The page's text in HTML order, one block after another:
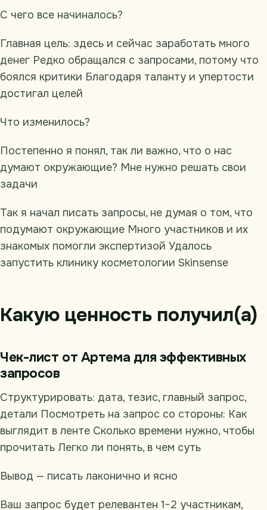
С чего все начиналось?
Главная цель: здесь и сейчас заработать много
денег Редко обращался с запросами, потому что
боялся критики Благодаря таланту и упертости
достигал целей
Что изменилось?
Постепенно я понял, так ли важно, что о нас
думают окружающие? Мне нужно решать свои
задачи
Так я начал писать запросы, не думая о том, что
подумают окружающие Много участников и их
знакомых помогли экспертизой Удалось
запустить клинику косметологии Skinsense
Какую ценность получил(а)
Чек-лист от Артема для эффективных
запросов
Структурировать: дата, тезис, главный запрос,
детали Посмотреть на запрос со стороны: Как
выглядит в ленте Сколько времени нужно, чтобы
прочитать Легко ли понять, в чем суть
Вывод — писать лаконично и ясно
Ваш запрос будет релевантен 1−2 участникам,